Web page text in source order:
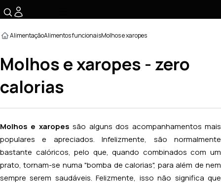
AlimentaçãoAlimentos funcionaisMolhos e xaropes
Molhos e xaropes - zero
calorias
Molhos e xaropes são alguns dos acompanhamentos mais
populares e apreciados. Infelizmente, são normalmente
bastante calóricos, pelo que, quando combinados com um
prato, tornam-se numa "bomba de calorias", para além de nem
sempre serem saudáveis. Felizmente, isso não significa que